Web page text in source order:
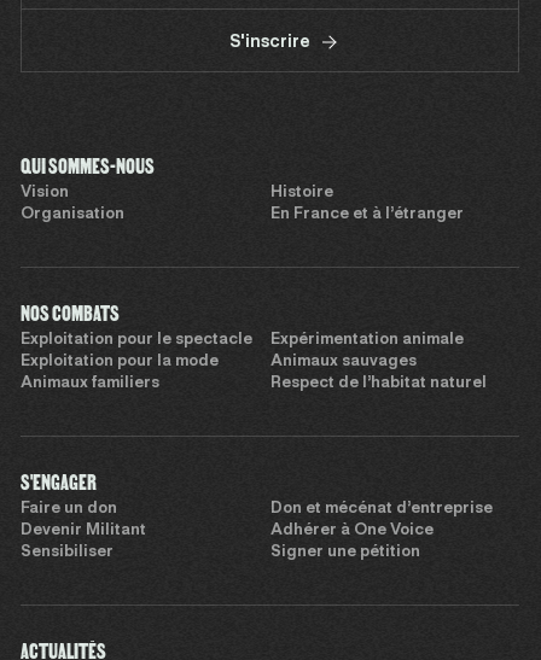
S'inscrire
QUI SOMMES-NOUS
Vision
Histoire
Organisation
En France et à l’étranger
NOS COMBATS
Exploitation pour le spectacle
Expérimentation animale
Exploitation pour la mode
Animaux sauvages
Animaux familiers
Respect de l’habitat naturel
S'ENGAGER
Faire un don
Don et mécénat d’entreprise
Devenir Militant
Adhérer à One Voice
Sensibiliser
Signer une pétition
ACTUALITÉS